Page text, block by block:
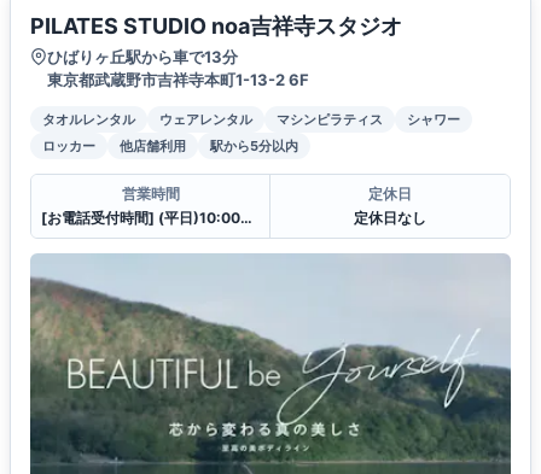
PILATES STUDIO noa吉祥寺スタジオ
ひばりヶ丘駅から車で13分
東京都武蔵野市吉祥寺本町1-13-2 6F
タオルレンタル ウェアレンタル マシンピラティス
シャワー
ロッカー
他店舗利用 駅から5分以内
営業時間
[お電話受付時間] (平日)10:00〜23:00 (土・日)10:00〜21:00
定休日
定休日なし